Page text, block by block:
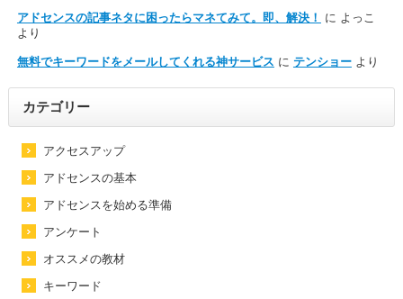
アドセンスの記事ネタに困ったらマネてみて。即、解決！ に よっこ
より
無料でキーワードをメールしてくれる神サービス に テンショーより
カテゴリー
アクセスアップ
アドセンスの基本
アドセンスを始める準備
アンケート
オススメの教材
キーワード